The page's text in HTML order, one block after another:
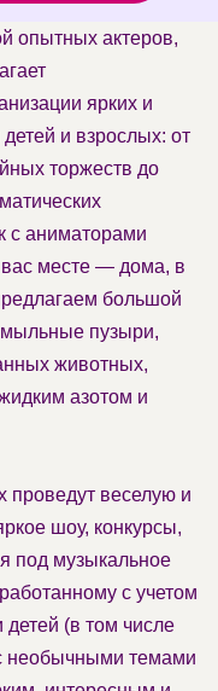
опытных актеров,
ярких и
и взрослых: от
торжеств до
с аниматорами
месте — дома, в
большой
мыльные пузыри,
животных,
азотом и
проведут веселую и
шоу, конкурсы,
под музыкальное
с учетом
детей (в том числе
необычными темами